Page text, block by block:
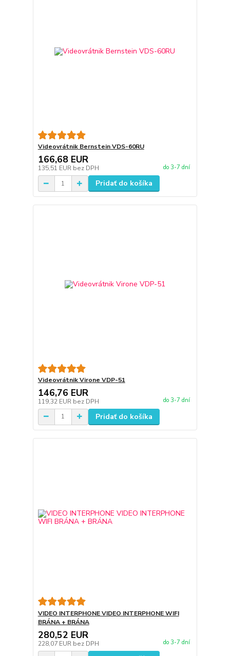
Videovrátnik Bernstein VDS-60RU
166,68 EUR
135,51 EUR bez DPH do 3-7 dní
Pridať do košíka
Videovrátnik Virone VDP-51
146,76 EUR
119,32 EUR bez DPH do 3-7 dní
Pridať do košíka
VIDEO INTERPHONE VIDEO INTERPHONE WIFI
BRÁNA + BRÁNA
280,52 EUR
228,07 EUR bez DPH do 3-7 dní